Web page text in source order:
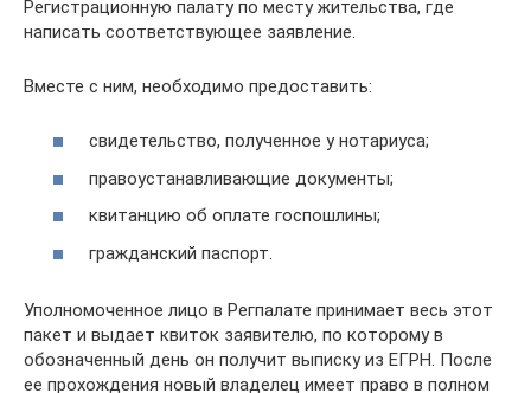
Регистрационную палату по месту жительства, где
написать соответствующее заявление.
Вместе с ним, необходимо предоставить:
свидетельство, полученное у нотариуса;
правоустанавливающие документы;
квитанцию об оплате госпошлины;
гражданский паспорт.
Уполномоченное лицо в Регпалате принимает весь этот
пакет и выдает квиток заявителю, по которому в
обозначенный день он получит выписку из ЕГРН. После
ее прохождения новый владелец имеет право в полном